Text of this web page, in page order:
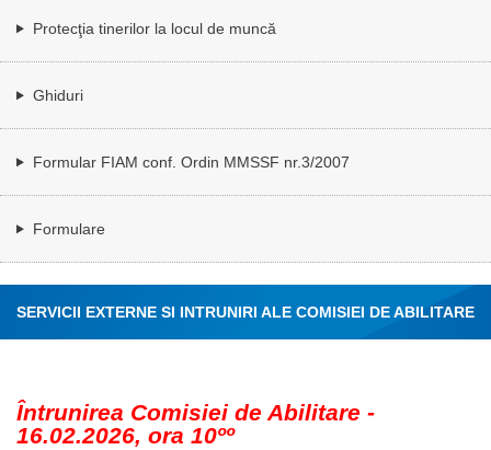
Protecţia tinerilor la locul de muncă
Ghiduri
Formular FIAM conf. Ordin MMSSF nr.3/2007
Formulare
SERVICII EXTERNE SI INTRUNIRI ALE COMISIEI DE ABILITARE
Întrunirea Comisiei de Abilitare -
16.02.2026, ora 10ºº